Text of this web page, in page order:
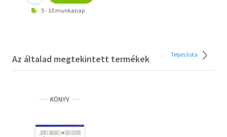
5 - 10 munkanap
Az általad megtekintett termékek Teljes lista
KÖNYV